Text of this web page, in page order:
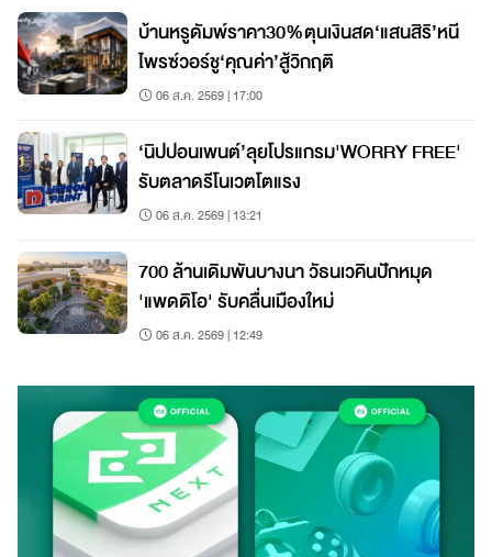
บ้านหรูดัมพ์ราคา30%ตุนเงินสด‘แสนสิริ’หนี
ไพรซ์วอร์ชู‘คุณค่า’สู้วิกฤติ
06 ส.ค. 2569 | 17:00
‘นิปปอนเพนต์’ลุยโปรแกรม'WORRY FREE'
รับตลาดรีโนเวตโตแรง
06 ส.ค. 2569 | 13:21
700 ล้านเดิมพันบางนา วัธนเวคินปักหมุด
'แพดดิโอ' รับคลื่นเมืองใหม่
06 ส.ค. 2569 | 12:49